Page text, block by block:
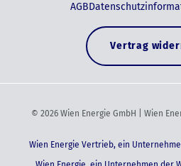
AGB
Vertrag
© 2026Wien Energie GmbH | Wien
Wien Energie Vertrieb, ein